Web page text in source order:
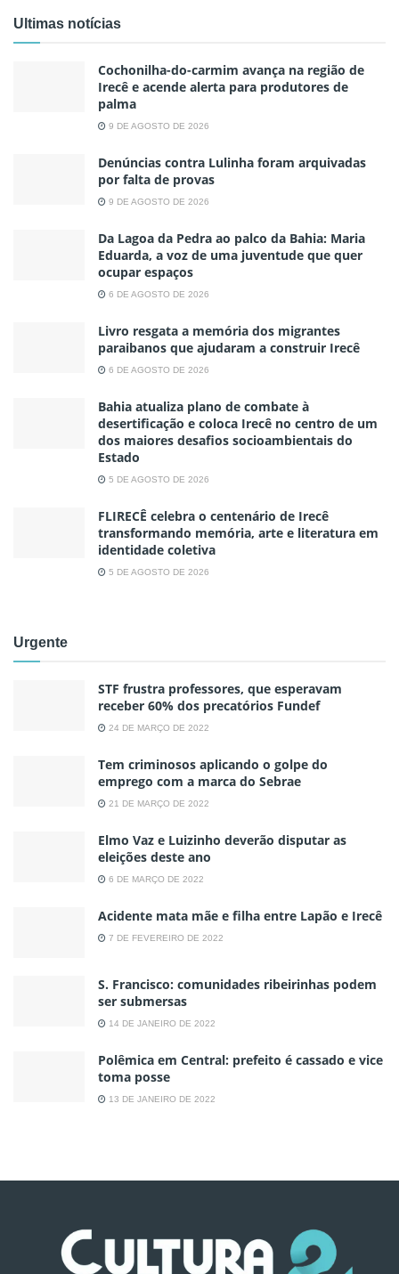
Ultimas notícias
Cochonilha-do-carmim avança na região de
Irecê e acende alerta para produtores de
palma
9 DE AGOSTO DE 2026
Denúncias contra Lulinha foram arquivadas
por falta de provas
9 DE AGOSTO DE 2026
Da Lagoa da Pedra ao palco da Bahia: Maria
Eduarda, a voz de uma juventude que quer
ocupar espaços
6 DE AGOSTO DE 2026
Livro resgata a memória dos migrantes
paraibanos que ajudaram a construir Irecê
6 DE AGOSTO DE 2026
Bahia atualiza plano de combate à
desertificação e coloca Irecê no centro de um
dos maiores desafios socioambientais do
Estado
5 DE AGOSTO DE 2026
FLIRECÊ celebra o centenário de Irecê
transformando memória, arte e literatura em
identidade coletiva
5 DE AGOSTO DE 2026
Urgente
STF frustra professores, que esperavam
receber 60% dos precatórios Fundef
24 DE MARÇO DE 2022
Tem criminosos aplicando o golpe do
emprego com a marca do Sebrae
21 DE MARÇO DE 2022
Elmo Vaz e Luizinho deverão disputar as
eleições deste ano
6 DE MARÇO DE 2022
Acidente mata mãe e filha entre Lapão e Irecê
7 DE FEVEREIRO DE 2022
S. Francisco: comunidades ribeirinhas podem
ser submersas
14 DE JANEIRO DE 2022
Polêmica em Central: prefeito é cassado e vice
toma posse
13 DE JANEIRO DE 2022